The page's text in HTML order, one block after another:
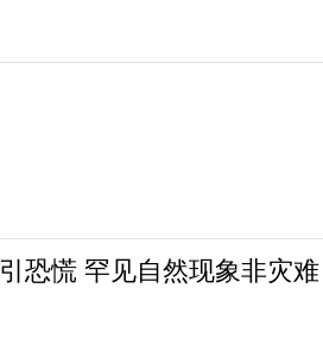
恐慌 罕见自然现象非灾难